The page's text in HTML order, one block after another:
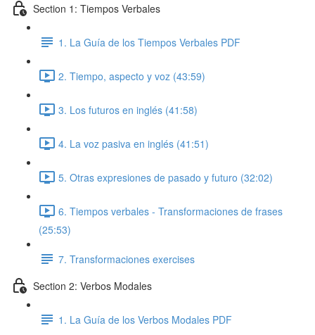
Section 1: Tiempos Verbales
1. La Guía de los Tiempos Verbales PDF
2. Tiempo, aspecto y voz (43:59)
3. Los futuros en inglés (41:58)
4. La voz pasiva en inglés (41:51)
5. Otras expresiones de pasado y futuro (32:02)
6. Tiempos verbales - Transformaciones de frases
(25:53)
7. Transformaciones exercises
Section 2: Verbos Modales
1. La Guía de los Verbos Modales PDF